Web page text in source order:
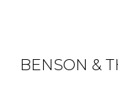
BENSON &